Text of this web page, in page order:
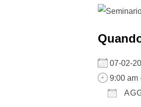
07-02-
9:00 am